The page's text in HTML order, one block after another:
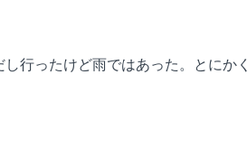
行ったけど雨ではあった。とにか